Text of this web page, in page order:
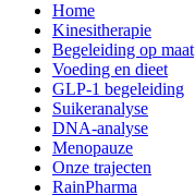
Home
Kinesitherapie
Begeleiding op maat
Voeding en dieet
GLP-1 begeleiding
Suikeranalyse
DNA-analyse
Menopauze
Onze trajecten
RainPharma